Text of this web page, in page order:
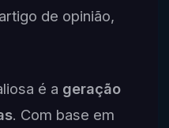
de opinião,
é a geração
. Com base em